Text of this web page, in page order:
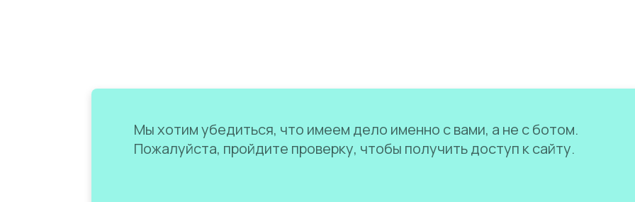
Мы хотим убедиться, что имеем дело именно с вами, а не с ботом.
Пожалуйста, пройдите проверку, чтобы получить доступ к сайту.